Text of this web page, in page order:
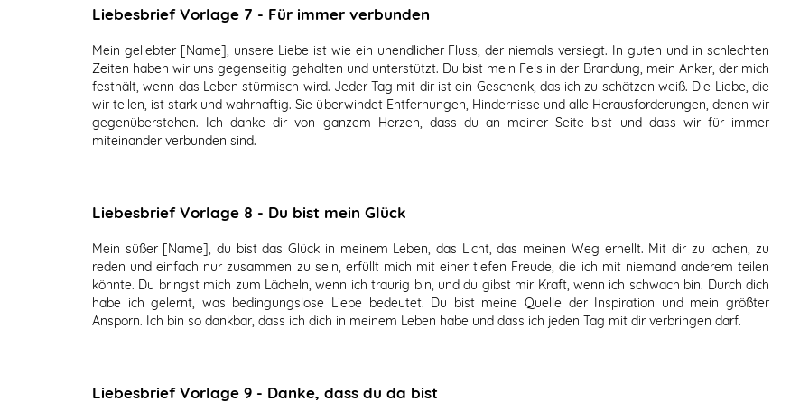
Liebesbrief Vorlage 7 - Für immer verbunden
Mein geliebter [Name], unsere Liebe ist wie ein unendlicher Fluss, der niemals versiegt. In guten und in schlechten
Zeiten haben wir uns gegenseitig gehalten und unterstützt. Du bist mein Fels in der Brandung, mein Anker, der mich
festhält, wenn das Leben stürmisch wird. Jeder Tag mit dir ist ein Geschenk, das ich zu schätzen weiß. Die Liebe, die
wir teilen, ist stark und wahrhaftig. Sie überwindet Entfernungen, Hindernisse und alle Herausforderungen, denen wir
gegenüberstehen. Ich danke dir von ganzem Herzen, dass du an meiner Seite bist und dass wir für immer
miteinander verbunden sind.
Liebesbrief Vorlage 8 - Du bist mein Glück
Mein süßer [Name], du bist das Glück in meinem Leben, das Licht, das meinen Weg erhellt. Mit dir zu lachen, zu
reden und einfach nur zusammen zu sein, erfüllt mich mit einer tiefen Freude, die ich mit niemand anderem teilen
könnte. Du bringst mich zum Lächeln, wenn ich traurig bin, und du gibst mir Kraft, wenn ich schwach bin. Durch dich
habe ich gelernt, was bedingungslose Liebe bedeutet. Du bist meine Quelle der Inspiration und mein größter
Ansporn. Ich bin so dankbar, dass ich dich in meinem Leben habe und dass ich jeden Tag mit dir verbringen darf.
Liebesbrief Vorlage 9 - Danke, dass du da bist